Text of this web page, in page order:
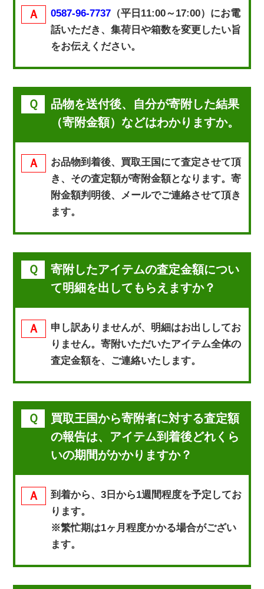
0587-96-7737 （平日11:00～17:00）にお電
話いただき、集荷日や箱数を変更したい旨
をお伝えください。
品物を送付後、自分が寄附した結果
（寄附金額）などはわかりますか。
お品物到着後、買取王国にて査定させて頂
き、その査定額が寄附金額となります。寄
附金額判明後、メールでご連絡させて頂き
ます。
寄附したアイテムの査定金額につい
て明細を出してもらえますか？
申し訳ありませんが、明細はお出ししてお
りません。寄附いただいたアイテム全体の
査定金額を、ご連絡いたします。
買取王国から寄附者に対する査定額
の報告は、アイテム到着後どれくら
いの期間がかかりますか？
到着から、3日から1週間程度を予定してお
ります。
※繁忙期は1ヶ月程度かかる場合がござい
ます。